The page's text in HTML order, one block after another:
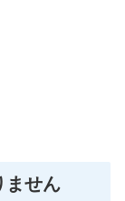
ません